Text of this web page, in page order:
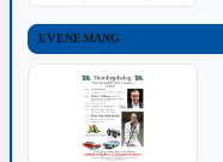
EVENEMANG